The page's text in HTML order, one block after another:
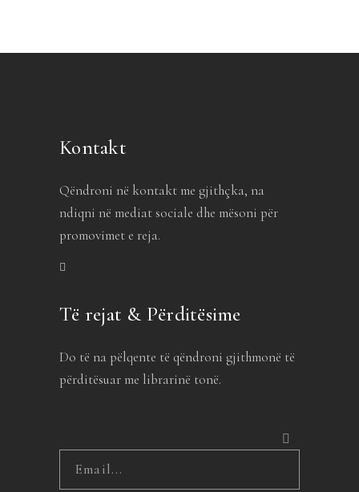
Kontakt
Qëndroni në kontakt me gjithçka, na
ndiqni në mediat sociale dhe mësoni për
promovimet e reja.
Të rejat & Përditësime
Do të na pëlqente të qëndroni gjithmonë të
përditësuar me librarinë tonë.